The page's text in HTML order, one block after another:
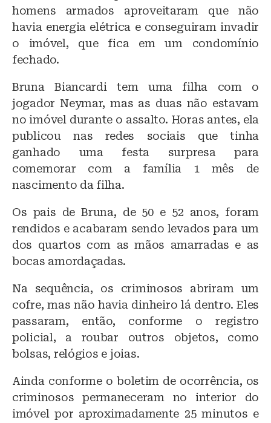
homens armados aproveitaram que não
havia energia elétrica e conseguiram invadir
o imóvel, que fica em um condomínio
fechado.
Bruna Biancardi tem uma filha com o
jogador Neymar, mas as duas não estavam
no imóvel durante o assalto. Horas antes, ela
publicou nas redes sociais que tinha
ganhado uma festa surpresa para
comemorar com a família 1 mês de
nascimento da filha.
Os pais de Bruna, de 50 e 52 anos, foram
rendidos e acabaram sendo levados para um
dos quartos com as mãos amarradas e as
bocas amordaçadas.
Na sequência, os criminosos abriram um
cofre, mas não havia dinheiro lá dentro. Eles
passaram, então, conforme o registro
policial, a roubar outros objetos, como
bolsas, relógios e joias.
Ainda conforme o boletim de ocorrência, os
criminosos permaneceram no interior do
imóvel por aproximadamente 25 minutos e